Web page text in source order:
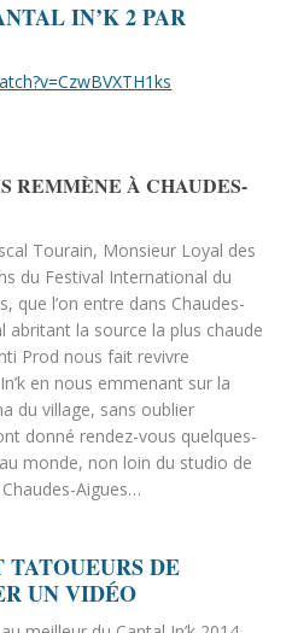
IN’K 2 PAR
REMMÈNE À CHAUDES-
Tourain, Monsieur Loyal des
du Festival International du
que l’on entre dans Chaudes-
abritant la source la plus chaude
Prod nous fait revivre
en nous emmenant sur la
du village, sans oublier
donné rendez-vous quelques-
monde, non loin du studio de
Aigues…
TATOUEURS DE
UN VIDÉO